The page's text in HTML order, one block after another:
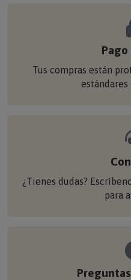
Tus compras están
estándares
¿Tienes dudas?
para